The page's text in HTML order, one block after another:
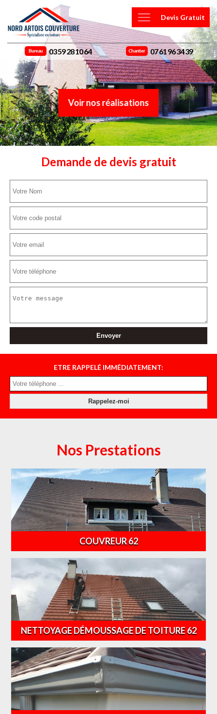
Devis Gratuit
Bureau 03 59 28 10 64 Chantier 07 61 96 34 39
Voir nos réalisations
Demande de devis gratuit
ETRE RAPPELÉ IMMÉDIATEMENT:
Nos Prestations
COUVREUR 62
NETTOYAGE DÉMOUSSAGE DE TOITURE 62